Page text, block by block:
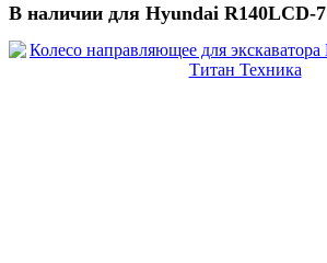
В наличии для Hyundai R140LCD-7